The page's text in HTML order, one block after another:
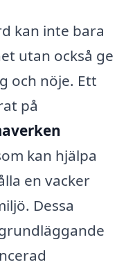
kan inte bara
utan också ge
och nöje. Ett
på
kan hjälpa
en vacker
Dessa